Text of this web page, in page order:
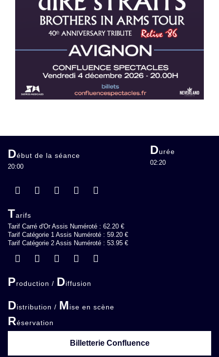
Début de la séance
20:00
Durée
02:20
Tarifs
Tarif Carré d'Or Assis Numéroté : 62.20 €
Tarif Catégorie 1 Assis Numéroté : 59.20 €
Tarif Catégorie 2 Assis Numéroté : 53.95 €
Production / Diffusion
Distribution / Mise en scène
Réservation
Billetterie Confluence